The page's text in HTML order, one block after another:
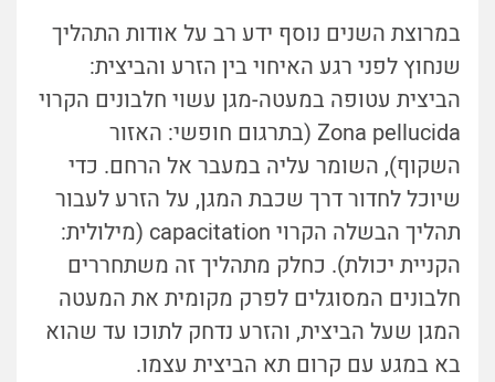
במרוצת השנים נוסף ידע רב על אודות התהליך
שנחוץ לפני רגע האיחוי בין הזרע והביצית:
הביצית עטופה במעטה-מגן עשוי חלבונים הקרוי
Zona pellucida (בתרגום חופשי: האזור
השקוף), השומר עליה במעבר אל הרחם. כדי
שיוכל לחדור דרך שכבת המגן, על הזרע לעבור
תהליך הבשלה הקרוי capacitation (מילולית:
הקניית יכולת). כחלק מתהליך זה משתחררים
חלבונים המסוגלים לפרק מקומית את המעטה
המגן שעל הביצית, והזרע נדחק לתוכו עד שהוא
בא במגע עם קרום תא הביצית עצמו.